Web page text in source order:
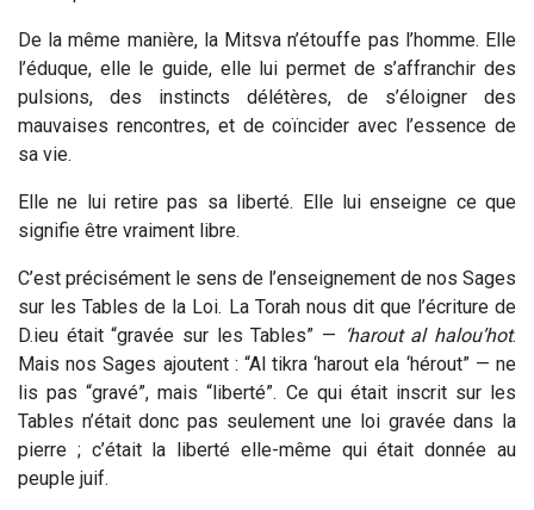
De la même manière, la Mitsva n’étouffe pas l’homme. Elle
l’éduque, elle le guide, elle lui permet de s’affranchir des
pulsions, des instincts délétères, de s’éloigner des
mauvaises rencontres, et de coïncider avec l’essence de
sa vie.
Elle ne lui retire pas sa liberté. Elle lui enseigne ce que
signifie être vraiment libre.
C’est précisément le sens de l’enseignement de nos Sages
sur les Tables de la Loi. La Torah nous dit que l’écriture de
D.ieu était “gravée sur les Tables” — ‘harout al halou’hot.
Mais nos Sages ajoutent : “Al tikra ‘harout ela ‘hérout” — ne
lis pas “gravé”, mais “liberté”. Ce qui était inscrit sur les
Tables n’était donc pas seulement une loi gravée dans la
pierre ; c’était la liberté elle-même qui était donnée au
peuple juif.